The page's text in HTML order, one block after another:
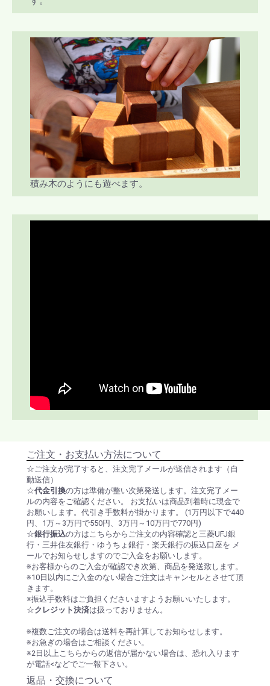
積み木のようにも遊べます。
ご注文・お支払い方法について
☆ご注文が完了すると、注文完了メールが送信されます（自
動送信）
☆代金引換の方は準備が整い次第発送します。注文完了メー
ルの内容をご確認ください。 お支払いは商品到着時に現金で
お願いします。代引き手数料が掛かります。 (1万円以下で440
円、1万～3万円で550円、3万円～10万円で770円)
☆銀行振込の方はこちらからご注文の内容確認と三菱UFJ銀
行・三井住友銀行・ゆうちょ銀行・楽天銀行の振込口座を メ
ールでお知らせしますのでご入金をお願いします。
※お客様からのご入金が確認でき次第、商品を発送致します。
※10日以内にご入金のない場合ご注文はキャンセルとさせて頂
きます。
※振込手数料はご負担くださいますようお願いいたします。
☆クレジット決済は扱っておりません。
※複数ご注文の場合は送料を再計算してお知らせします。
※お急ぎの場合はご相談ください。
※2日以上こちらからの返信が届かない場合は、恐れ入ります
が電話<などでご一報下さい。
返品・交換について